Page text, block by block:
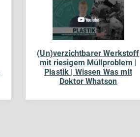
(Un)verzichtbarer Werkstoff
mit riesigem Müllproblem |
Plastik | Wissen Was mit
Doktor Whatson